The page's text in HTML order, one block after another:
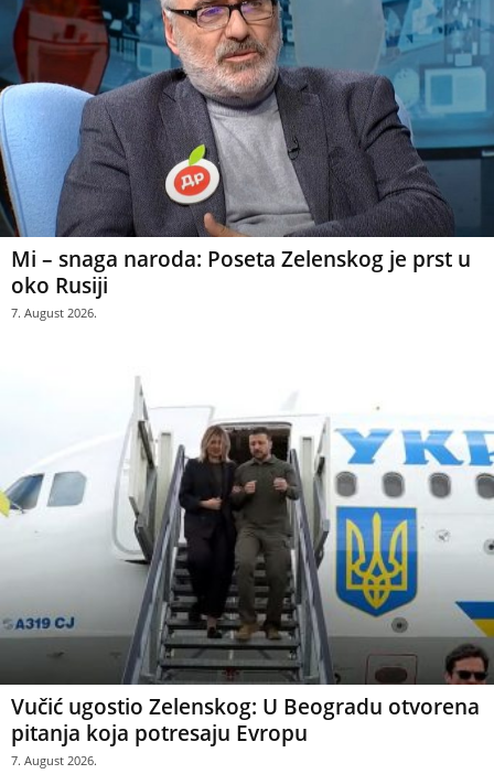
Mi – snaga naroda: Poseta Zelenskog je prst u
oko Rusiji
7. August 2026.
Vučić ugostio Zelenskog: U Beogradu otvorena
pitanja koja potresaju Evropu
7. August 2026.